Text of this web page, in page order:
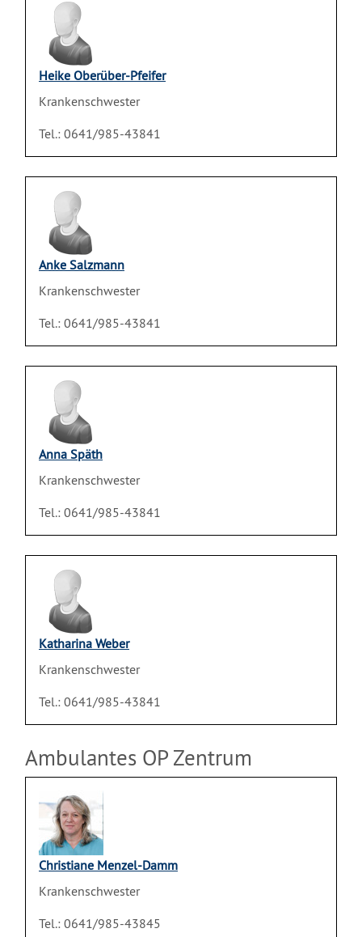
Heike Oberüber-Pfeifer
Krankenschwester
Tel.: 0641/985-43841
Anke Salzmann
Krankenschwester
Tel.: 0641/985-43841
Anna Späth
Krankenschwester
Tel.: 0641/985-43841
Katharina Weber
Krankenschwester
Tel.: 0641/985-43841
Ambulantes OP Zentrum
Christiane Menzel-Damm
Krankenschwester
Tel.: 0641/985-43845